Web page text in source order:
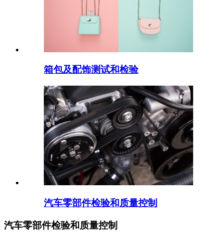
箱包及配饰测试和检验
汽车零部件检验和质量控制
汽车零部件检验和质量控制